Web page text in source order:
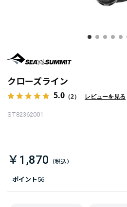
クローズライン
5.0 （2） レビューを見る
ST82362001
ポイント56
￥1,870